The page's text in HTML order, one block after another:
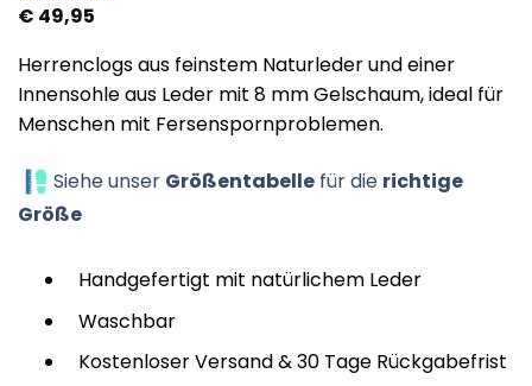
Bewertet
von 5,
basierend
auf
2
€ 49,95
Herrenclogs aus feinstem Naturleder und einer
Innensohle aus Leder mit 8 mm Gelschaum, ideal für
Menschen mit Fersenspornproblemen.
Siehe unser Größentabelle für die richtige
Größe
Handgefertigt mit natürlichem Leder
Waschbar
Kostenloser Versand & 30 Tage Rückgabefrist